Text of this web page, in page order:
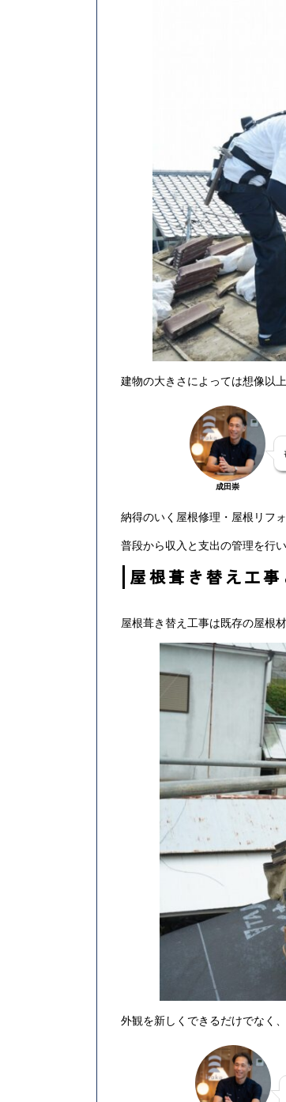
建物の大きさによっては想像以
成田崇
納得のいく屋根修理・屋根リフ
普段から収入と支出の管理を行
屋根葺き替え工事
屋根葺き替え工事は既存の屋根
外観を新しくできるだけでなく